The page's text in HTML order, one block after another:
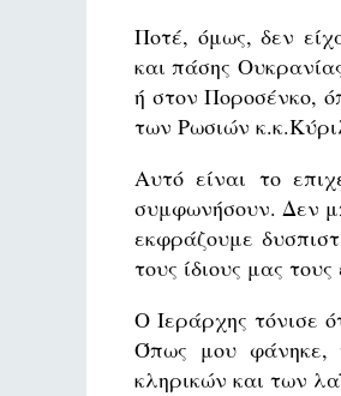
Ποτέ, όμως, δεν
και πάσης
ή στον Ποροσένκο,
των Ρωσιών
Αυτό είναι το
συμφωνήσουν. Δεν
εκφράζουμε
τους ίδιους μας
Ο Ιεράρχης τόνισε
Όπως μου φάνηκε,
κληρικών και των